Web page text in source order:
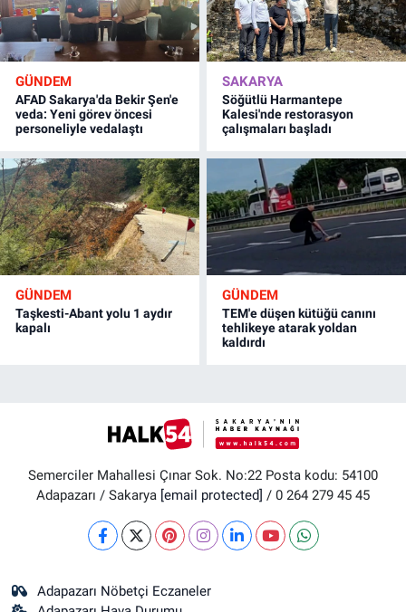
GÜNDEM
AFAD Sakarya'da Bekir Şen'e
veda: Yeni görev öncesi
personeliyle vedalaştı
SAKARYA
Söğütlü Harmantepe
Kalesi'nde restorasyon
çalışmaları başladı
GÜNDEM
Taşkesti-Abant yolu 1 aydır
kapalı
GÜNDEM
TEM'e düşen kütüğü canını
tehlikeye atarak yoldan
kaldırdı
Semerciler Mahallesi Çınar Sok. No:22 Posta kodu: 54100
Adapazarı / Sakarya [email protected] / 0 264 279 45 45
Adapazarı Nöbetçi Eczaneler